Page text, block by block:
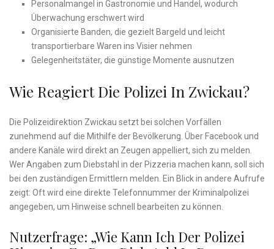
Personalmangel in Gastronomie und Handel, wodurch
Überwachung erschwert wird
Organisierte Banden, die gezielt Bargeld und leicht
transportierbare Waren ins Visier nehmen
Gelegenheitstäter, die günstige Momente ausnutzen
Wie Reagiert Die Polizei In Zwickau?
Die Polizeidirektion Zwickau setzt bei solchen Vorfällen
zunehmend auf die Mithilfe der Bevölkerung. Über Facebook und
andere Kanäle wird direkt an Zeugen appelliert, sich zu melden.
Wer Angaben zum Diebstahl in der Pizzeria machen kann, soll sich
bei den zuständigen Ermittlern melden. Ein Blick in andere Aufrufe
zeigt: Oft wird eine direkte Telefonnummer der Kriminalpolizei
angegeben, um Hinweise schnell bearbeiten zu können.
Nutzerfrage: „Wie Kann Ich Der Polizei